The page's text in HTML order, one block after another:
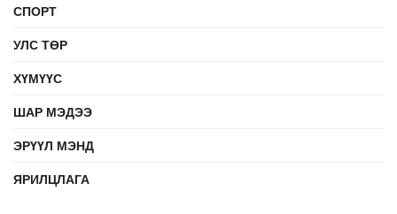
СПОРТ
УЛС ТӨР
ХҮМҮҮС
ШАР МЭДЭЭ
ЭРҮҮЛ МЭНД
ЯРИЛЦЛАГА